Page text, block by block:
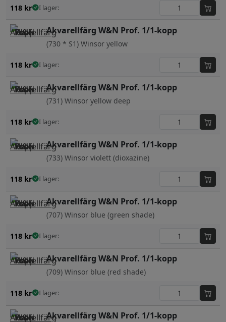
118 kr I lager:
Akvarellfärg W&N Prof. 1/1-kopp
(730 * S1) Winsor yellow
118 kr I lager:
Akvarellfärg W&N Prof. 1/1-kopp
(731) Winsor yellow deep
118 kr I lager:
Akvarellfärg W&N Prof. 1/1-kopp
(733) Winsor violett (dioxazine)
118 kr I lager:
Akvarellfärg W&N Prof. 1/1-kopp
(707) Winsor blue (green shade)
118 kr I lager:
Akvarellfärg W&N Prof. 1/1-kopp
(709) Winsor blue (red shade)
118 kr I lager:
Akvarellfärg W&N Prof. 1/1-kopp